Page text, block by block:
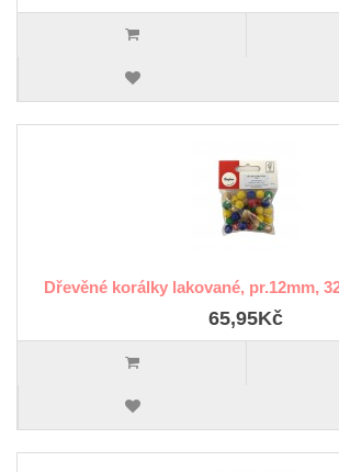
Dřevěné korálky lakované, pr.12mm,
65,95Kč